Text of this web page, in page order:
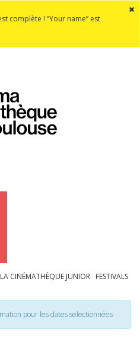
complète ! “Your name” est
LA CINÉMATHÈQUE JUNIOR FESTIVALS
pour les dates selectionnées